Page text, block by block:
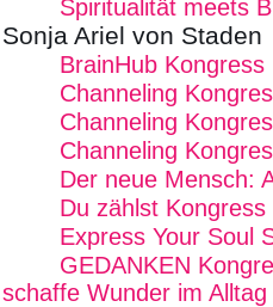
Spiritualität meets
Sonja Ariel von Staden
BrainHub Kongress
Channeling
Channeling
Channeling
Der neue Mensch:
Du zählst Kongress
Express Your Soul
GEDANKEN
schaffe Wunder im Alltag